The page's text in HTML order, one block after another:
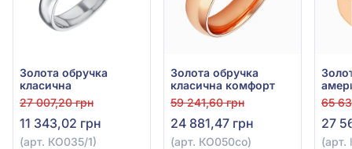
Золота обручка
класична
27 007,20 грн
11 343,02 грн
(арт. КО035/1)
Золота обручка
класична комфорт
59 241,60 грн
24 881,47 грн
(арт. КО050со)
65
27